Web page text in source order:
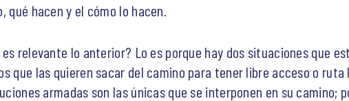
qué hacen y el cómo lo hacen.
es relevante lo anterior? Lo es porque hay dos situaciones que
que las quieren sacar del camino para tener libre acceso o
armadas son las únicas que se interponen en su camino;